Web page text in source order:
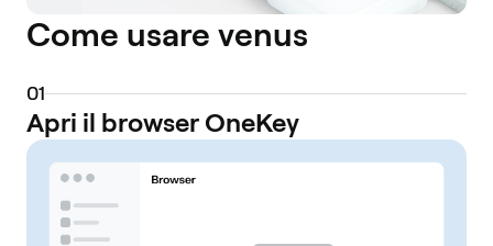
Come usare venus
01
Apri il browser OneKey